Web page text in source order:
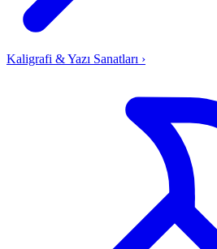
Kaligrafi & Yazı Sanatları ›